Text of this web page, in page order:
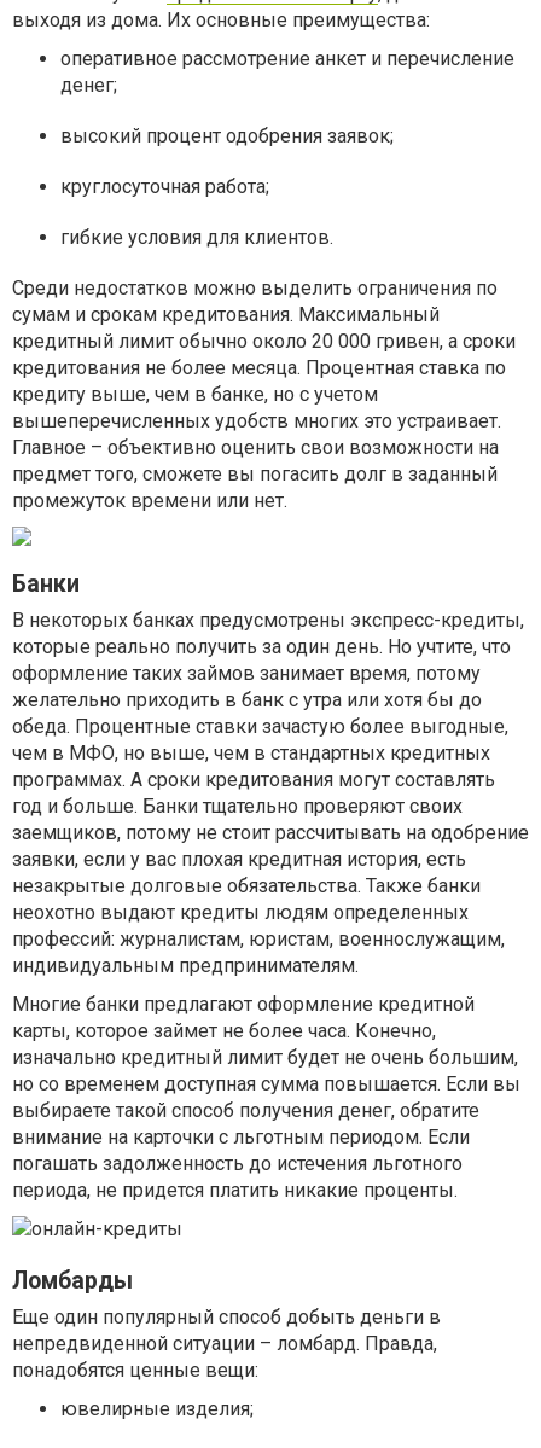
выходя из дома. Их основные преимущества:
оперативное рассмотрение анкет и перечисление
денег;
высокий процент одобрения заявок;
круглосуточная работа;
гибкие условия для клиентов.
Среди недостатков можно выделить ограничения по
сумам и срокам кредитования. Максимальный
кредитный лимит обычно около 20 000 гривен, а сроки
кредитования не более месяца. Процентная ставка по
кредиту выше, чем в банке, но с учетом
вышеперечисленных удобств многих это устраивает.
Главное – объективно оценить свои возможности на
предмет того, сможете вы погасить долг в заданный
промежуток времени или нет.
Банки
В некоторых банках предусмотрены экспресс-кредиты,
которые реально получить за один день. Но учтите, что
оформление таких займов занимает время, потому
желательно приходить в банк с утра или хотя бы до
обеда. Процентные ставки зачастую более выгодные,
чем в МФО, но выше, чем в стандартных кредитных
программах. А сроки кредитования могут составлять
год и больше. Банки тщательно проверяют своих
заемщиков, потому не стоит рассчитывать на одобрение
заявки, если у вас плохая кредитная история, есть
незакрытые долговые обязательства. Также банки
неохотно выдают кредиты людям определенных
профессий: журналистам, юристам, военнослужащим,
индивидуальным предпринимателям.
Многие банки предлагают оформление кредитной
карты, которое займет не более часа. Конечно,
изначально кредитный лимит будет не очень большим,
но со временем доступная сумма повышается. Если вы
выбираете такой способ получения денег, обратите
внимание на карточки с льготным периодом. Если
погашать задолженность до истечения льготного
периода, не придется платить никакие проценты.
Ломбарды
Еще один популярный способ добыть деньги в
непредвиденной ситуации – ломбард. Правда,
понадобятся ценные вещи:
ювелирные изделия;